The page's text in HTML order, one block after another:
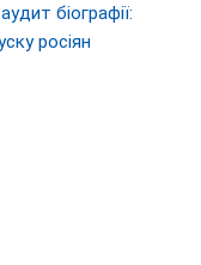
біографії:
росіян